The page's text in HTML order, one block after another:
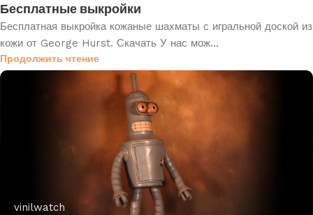
Бесплатные выкройки
Бесплатная выкройка кожаные шахматы с игральной доской из
кожи от George Hurst. Скачать У нас мож...
Продолжить чтение
vinilwatch